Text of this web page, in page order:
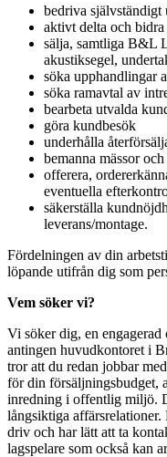
bedriva självständigt
aktivt delta och
sälja, samtliga B&L
akustiksegel,
söka upphandlingar
söka ramavtal av
bearbeta utvalda
göra kundbesök
underhålla
bemanna mässor
offerera,
eventuella
säkerställa
leverans/montage.
Fördelningen av din
löpande utifrån dig som
Vem söker vi?
Vi söker dig, en
antingen huvudkontoret i
tror att du redan jobbar
för din försäljningsbudget,
inredning i offentlig miljö.
långsiktiga affärsrelationer.
driv och har lätt att ta
lagspelare som också kan